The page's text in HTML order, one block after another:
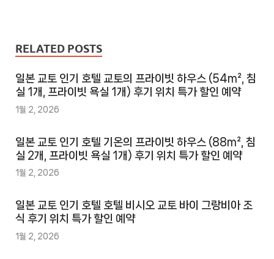
RELATED POSTS
일본 교토 인기 호텔 교토의 프라이빗 하우스 (54m², 침
실 1개, 프라이빗 욕실 1개) 후기 위치 특가 할인 예약
1월 2, 2026
일본 교토 인기 호텔 기온의 프라이빗 하우스 (88m², 침
실 2개, 프라이빗 욕실 1개) 후기 위치 특가 할인 예약
1월 2, 2026
일본 교토 인기 호텔 호텔 비시오 교토 바이 그랑비아 조
식 후기 위치 특가 할인 예약
1월 2, 2026